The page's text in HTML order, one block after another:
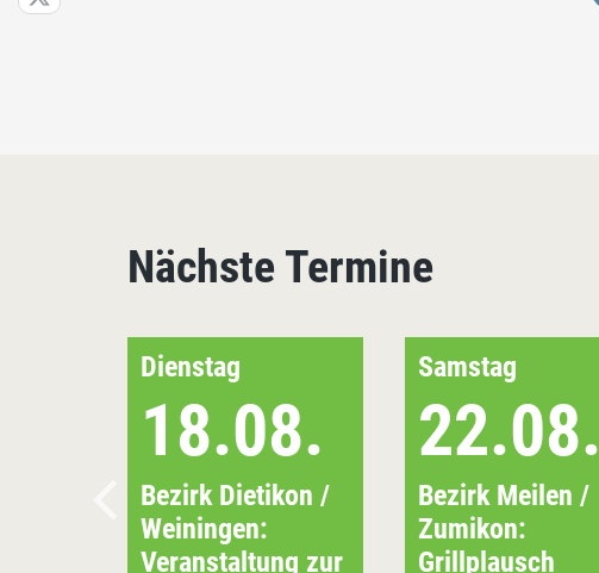
Nächste Termine
Dienstag
18.08.
Bezirk Dietikon /
Weiningen:
Veranstaltung zur
Samstag
22.08.
Bezirk Meilen /
Zumikon:
Grillplausch